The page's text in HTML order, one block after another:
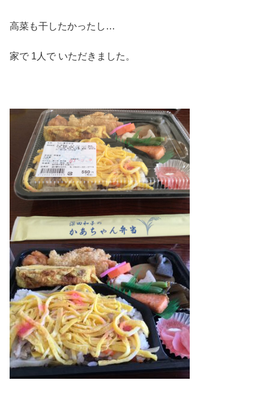
高菜も干したかったし…
家で 1人で いただきました。